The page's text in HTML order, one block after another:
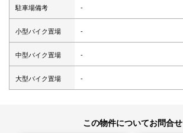
駐車場備考 -
小型バイク置場 -
中型バイク置場 -
大型バイク置場 -
この物件についてお問合せ